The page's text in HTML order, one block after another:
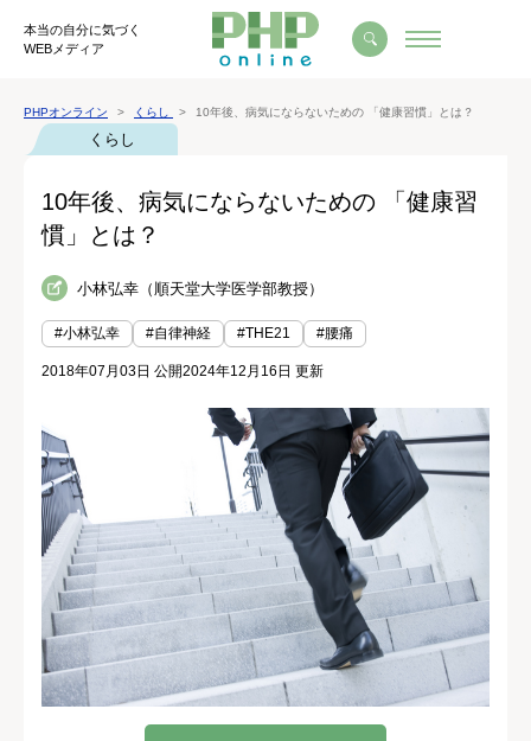
本当の自分に気づく
WEBメディア
PHPオンライン くらし 10年後、病気にならないための 「健康習慣」とは？
くらし
10年後、病気にならないための 「健康習
慣」とは？
小林弘幸（順天堂大学医学部教授）
#小林弘幸 #自律神経 #THE21 #腰痛
2018年07月03日 公開2024年12月16日 更新